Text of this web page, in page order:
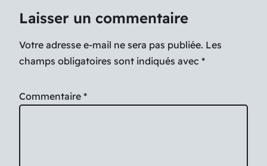
Laisser un commentaire
Votre adresse e-mail ne sera pas publiée. Les
champs obligatoires sont indiqués avec *
Commentaire *